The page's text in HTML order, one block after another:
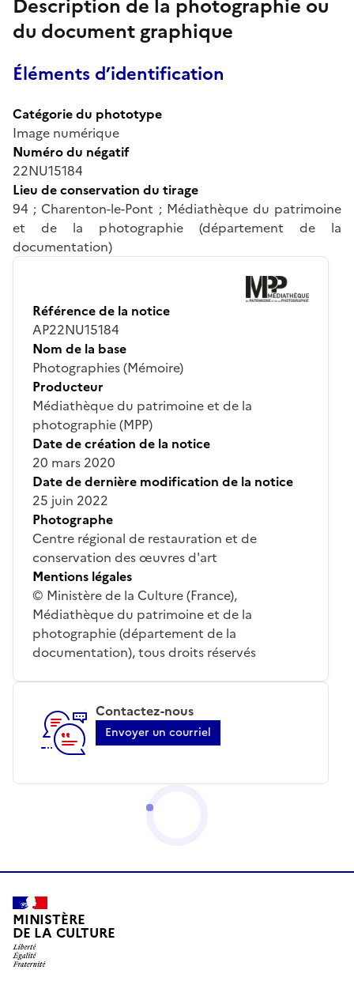
Description de la photographie ou
du document graphique
Éléments d’identification
Catégorie du phototype
Image numérique
Numéro du négatif
22NU15184
Lieu de conservation du tirage
94 ; Charenton-le-Pont ; Médiathèque du patrimoine
et de la photographie (département de la
documentation)
Référence de la notice
AP22NU15184
Nom de la base
Photographies (Mémoire)
Producteur
Médiathèque du patrimoine et de la
photographie (MPP)
Date de création de la notice
20 mars 2020
Date de dernière modification de la notice
25 juin 2022
Photographe
Centre régional de restauration et de
conservation des œuvres d'art
Mentions légales
© Ministère de la Culture (France),
Médiathèque du patrimoine et de la
photographie (département de la
documentation), tous droits réservés
Contactez-nous
Envoyer un courriel
MINISTÈRE
DE LA CULTURE